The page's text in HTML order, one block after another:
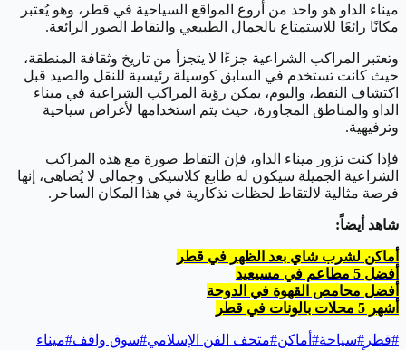
ميناء الداو هو واحد من أروع المواقع السياحية في قطر، وهو يُعتبر
مكانًا رائعًا للاستمتاع بالجمال الطبيعي والتقاط الصور الرائعة.
وتعتبر المراكب الشراعية جزءًا لا يتجزأ من تاريخ وثقافة المنطقة،
حيث كانت تستخدم في السابق كوسيلة رئيسية للنقل والصيد قبل
اكتشاف النفط، واليوم، يمكن رؤية المراكب الشراعية في ميناء
الداو والمناطق المجاورة، حيث يتم استخدامها لأغراض سياحية
وترفيهية.
فإذا كنت تزور ميناء الداو، فإن التقاط صورة مع هذه المراكب
الشراعية الجميلة سيكون له طابع كلاسيكي وجمالي لا يُضاهى، إنها
فرصة مثالية لالتقاط لحظات تذكارية في هذا المكان الساحر.
شاهد أيضاً:
أماكن لشرب شاي بعد الظهر في قطر
أفضل 5 مطاعم في مسيعيد
أفضل محامص القهوة في الدوحة
أشهر 5 محلات بالونات في قطر
#قطر #سياحة# أماكن#متحف الفن الإسلامي#سوق واقف#ميناء